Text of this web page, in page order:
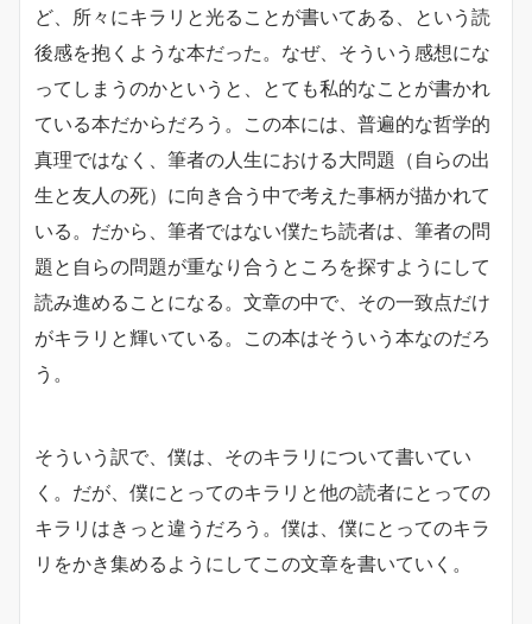
ど、所々にキラリと光ることが書いてある、という読
後感を抱くような本だった。なぜ、そういう感想にな
ってしまうのかというと、とても私的なことが書かれ
ている本だからだろう。この本には、普遍的な哲学的
真理ではなく、筆者の人生における大問題（自らの出
生と友人の死）に向き合う中で考えた事柄が描かれて
いる。だから、筆者ではない僕たち読者は、筆者の問
題と自らの問題が重なり合うところを探すようにして
読み進めることになる。文章の中で、その一致点だけ
がキラリと輝いている。この本はそういう本なのだろ
う。
そういう訳で、僕は、そのキラリについて書いてい
く。だが、僕にとってのキラリと他の読者にとっての
キラリはきっと違うだろう。僕は、僕にとってのキラ
リをかき集めるようにしてこの文章を書いていく。